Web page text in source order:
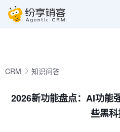
CRM 知识问答
2026新功能盘点：AI功能
些黑科